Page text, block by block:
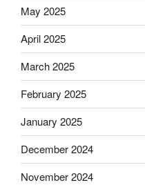
May 2025
April 2025
March 2025
February 2025
January 2025
December 2024
November 2024